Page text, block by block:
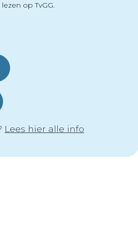
op TvGG.
Lees hier alle info